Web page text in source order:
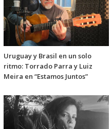
Uruguay y Brasil en un solo
ritmo: Torrado Parra y Luiz
Meira en “Estamos Juntos”